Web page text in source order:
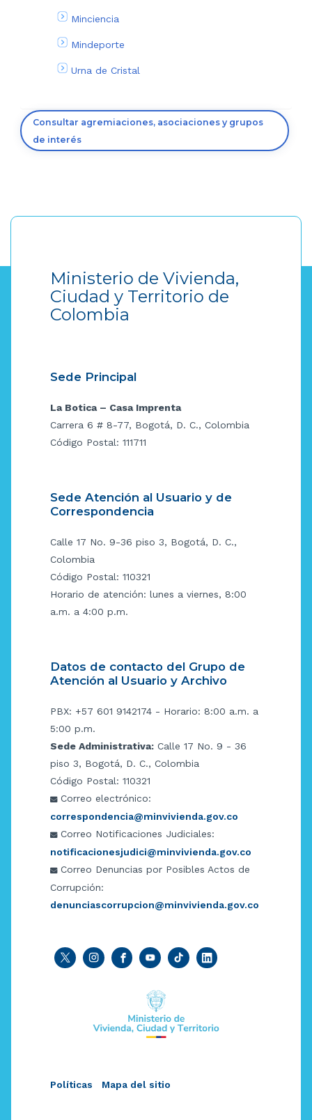
Minciencia
Mindeporte
Urna de Cristal
Consultar agremiaciones, asociaciones y grupos
de interés
Ministerio de Vivienda,
Ciudad y Territorio de
Colombia
Sede Principal
La Botica – Casa Imprenta
Carrera 6 # 8-77, Bogotá, D. C., Colombia
Código Postal: 111711
Sede Atención al Usuario y de
Correspondencia
Calle 17 No. 9-36 piso 3, Bogotá, D. C.,
Colombia
Código Postal: 110321
Horario de atención: lunes a viernes, 8:00
a.m. a 4:00 p.m.
Datos de contacto del Grupo de
Atención al Usuario y Archivo
PBX: +57 601 9142174 - Horario: 8:00 a.m. a
5:00 p.m.
Sede Administrativa: Calle 17 No. 9 - 36
piso 3, Bogotá, D. C., Colombia
Código Postal: 110321
Correo electrónico:
correspondencia@minvivienda.gov.co
Correo Notificaciones Judiciales:
notificacionesjudici@minvivienda.gov.co
Correo Denuncias por Posibles Actos de
Corrupción:
denunciascorrupcion@minvivienda.gov.co
Políticas Mapa del sitio